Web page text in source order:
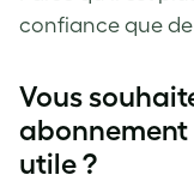
confiance que
Vous
abonnement
utile ?